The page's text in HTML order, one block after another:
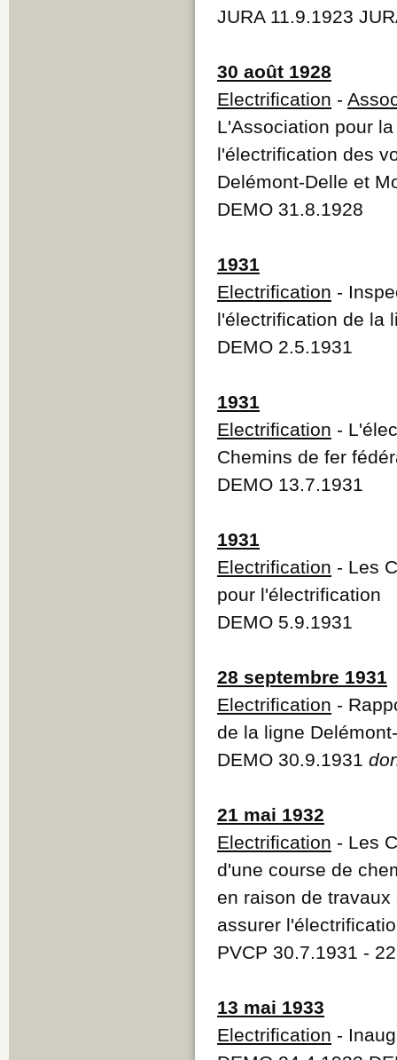
JURA 11.9.1923
30 août 1928
Electrification -
L'Association pour
l'électrification des
Delémont-Delle et
DEMO 31.8.1928
1931
Electrification -
l'électrification de la
DEMO 2.5.1931
1931
Electrification -
Chemins de fer
DEMO 13.7.1931
1931
Electrification - Les
pour l'électrification
DEMO 5.9.1931
28 septembre 1931
Electrification -
de la ligne
DEMO 30.9.1931
21 mai 1932
Electrification - Les
d'une course de
en raison de
assurer
PVCP 30.7.1931 -
13 mai 1933
Electrification -